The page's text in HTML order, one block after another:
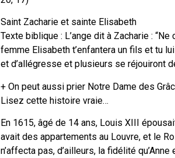
Saint Zacharie et sainte Elisabeth
Texte biblique : L’ange dit à Zacharie :
femme Elisabeth t’enfantera un fils et tu
et d’allégresse et plusieurs se réjouiront
+ On peut aussi prier Notre Dame des
Lisez cette histoire vraie…
En 1615, âgé de 14 ans, Louis XIII
avait des appartements au Louvre, et le
n’affecta pas, d’ailleurs, la fidélité